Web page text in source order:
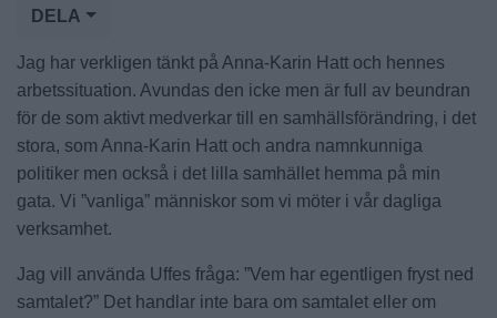
DELA
Jag har verkligen tänkt på Anna-Karin Hatt och hennes
arbetssituation. Avundas den icke men är full av beundran
för de som aktivt medverkar till en samhällsförändring, i det
stora, som Anna-Karin Hatt och andra namnkunniga
politiker men också i det lilla samhället hemma på min
gata. Vi ”vanliga” människor som vi möter i vår dagliga
verksamhet.
Jag vill använda Uffes fråga: ”Vem har egentligen fryst ned
samtalet?” Det handlar inte bara om samtalet eller om